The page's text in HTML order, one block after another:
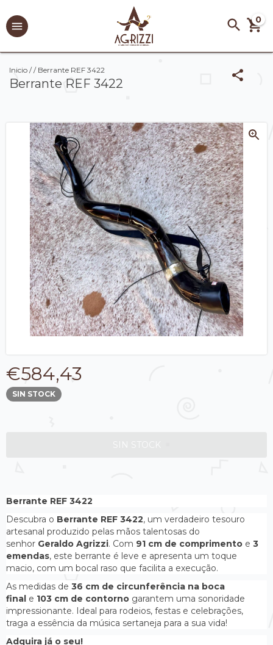
0
Inicio / / Berrante REF 3422
Berrante REF 3422
€584,43
SIN STOCK
Berrante REF 3422
Descubra o Berrante REF 3422, um verdadeiro tesouro
artesanal produzido pelas mãos talentosas do
senhor Geraldo Agrizzi. Com 91 cm de comprimento e 3
emendas, este berrante é leve e apresenta um toque
macio, com um bocal raso que facilita a execução.
As medidas de 36 cm de circunferência na boca
final e 103 cm de contorno garantem uma sonoridade
impressionante. Ideal para rodeios, festas e celebrações,
traga a essência da música sertaneja para a sua vida!
Adquira já o seu!